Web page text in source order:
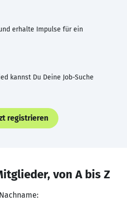
erhalte Impulse für ein
kannst Du Deine Job-Suche
registrieren
von A bis Z
Nachname: